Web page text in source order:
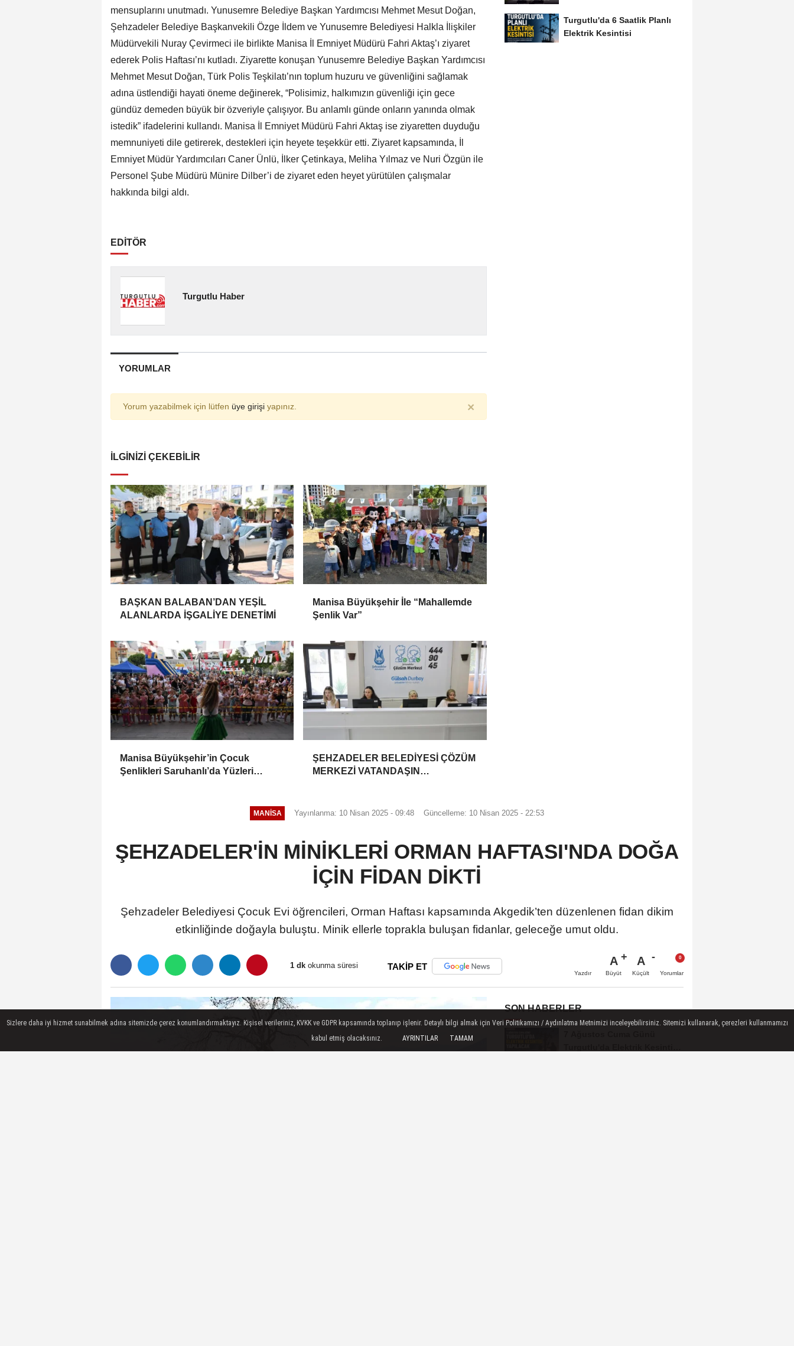
mensuplarını unutmadı. Yunusemre Belediye Başkan Yardımcısı Mehmet Mesut Doğan,
Şehzadeler Belediye Başkanvekili Özge İldem ve Yunusemre Belediyesi Halkla İlişkiler
Müdürvekili Nuray Çevirmeci ile birlikte Manisa İl Emniyet Müdürü Fahri Aktaş’ı ziyaret
ederek Polis Haftası’nı kutladı. Ziyarette konuşan Yunusemre Belediye Başkan Yardımcısı
Mehmet Mesut Doğan, Türk Polis Teşkilatı’nın toplum huzuru ve güvenliğini sağlamak
adına üstlendiği hayati öneme değinerek, “Polisimiz, halkımızın güvenliği için gece
gündüz demeden büyük bir özveriyle çalışıyor. Bu anlamlı günde onların yanında olmak
istedik” ifadelerini kullandı. Manisa İl Emniyet Müdürü Fahri Aktaş ise ziyaretten duyduğu
memnuniyeti dile getirerek, destekleri için heyete teşekkür etti. Ziyaret kapsamında, İl
Emniyet Müdür Yardımcıları Caner Ünlü, İlker Çetinkaya, Meliha Yılmaz ve Nuri Özgün ile
Personel Şube Müdürü Münire Dilber’i de ziyaret eden heyet yürütülen çalışmalar
hakkında bilgi aldı.
EDİTÖR
Turgutlu Haber
YORUMLAR
Yorum yazabilmek için lütfen üye girişi yapınız. ×
İLGINIZI ÇEKEBILIR
BAŞKAN BALABAN’DAN YEŞİL
ALANLARDA İŞGALİYE DENETİMİ
Manisa Büyükşehir İle “Mahallemde
Şenlik Var”
Manisa Büyükşehir’in Çocuk
Şenlikleri Saruhanlı’da Yüzleri
ŞEHZADELER BELEDİYESİ ÇÖZÜM
MERKEZİ VATANDAŞIN
Turgutlu'da 6 Saatlik Planlı
Elektrik Kesintisi
MANİSA Yayınlanma: 10 Nisan 2025 - 09:48 Güncelleme: 10 Nisan 2025 - 22:53
ŞEHZADELER'İN MİNİKLERİ ORMAN HAFTASI'NDA DOĞA
İÇİN FİDAN DİKTİ
Şehzadeler Belediyesi Çocuk Evi öğrencileri, Orman Haftası kapsamında Akgedik’ten düzenlenen fidan dikim
etkinliğinde doğayla buluştu. Minik ellerle toprakla buluşan fidanlar, geleceğe umut oldu.
1 dk okunma süresi TAKİP ET
Yazdır
A
Büyüt
A
Küçült Yorumlar
SON HABERLER
Sizlere daha iyi hizmet sunabilmek adına sitemizde çerez konumlandırmaktayız. Kişisel verileriniz, KVKK ve GDPR kapsamında toplanıp işlenir. Detaylı bilgi almak için Veri Politikamızı / Aydınlatma Metnimizi inceleyebilirsiniz. Sitemizi kullanarak, çerezleri kullanmamızı
kabul etmiş olacaksınız.
AYRINTILAR TAMAM